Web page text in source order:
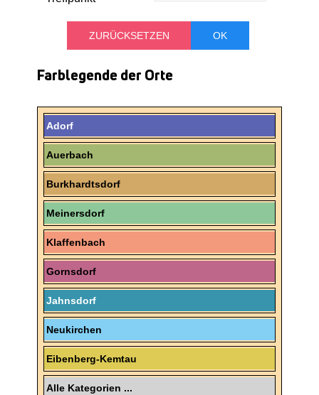
Farblegende der Orte
Adorf
Auerbach
Burkhardtsdorf
Meinersdorf
Klaffenbach
Gornsdorf
Jahnsdorf
Neukirchen
Eibenberg-Kemtau
Alle Kategorien ...